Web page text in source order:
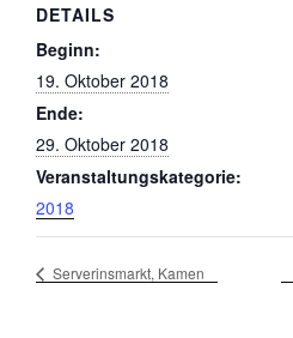
DETAILS
Beginn:
19. Oktober 2018
Ende:
29. Oktober 2018
Veranstaltungskategorie:
2018
Serverinsmarkt, Kamen